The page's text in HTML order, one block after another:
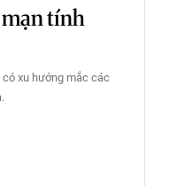
mạn tính
xu hướng mắc các